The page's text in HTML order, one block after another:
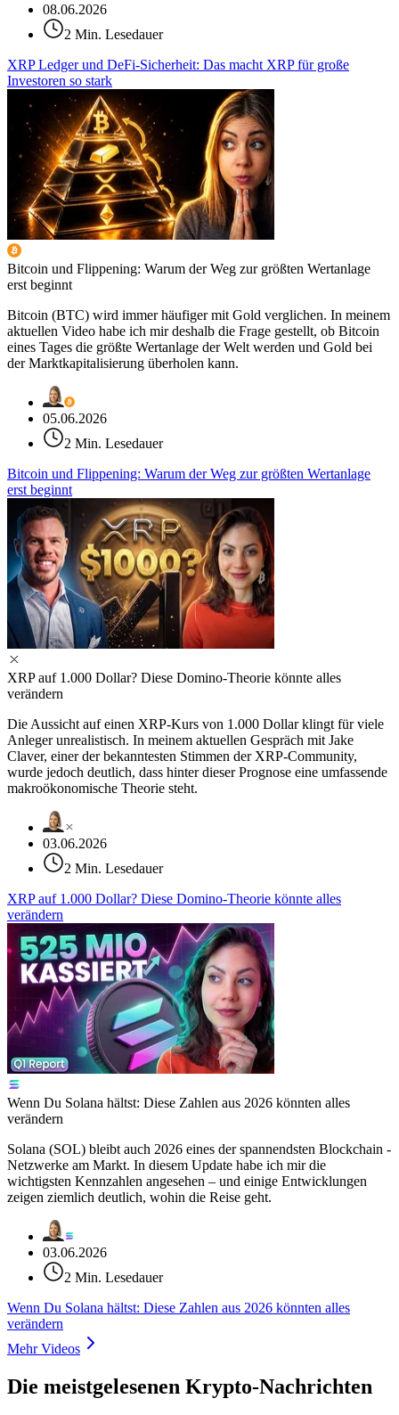
08.06.2026
2 Min. Lesedauer
XRP Ledger und DeFi-Sicherheit: Das macht XRP für große
Investoren so stark
Bitcoin und Flippening: Warum der Weg zur größten Wertanlage
erst beginnt
Bitcoin (BTC) wird immer häufiger mit Gold verglichen. In meinem
aktuellen Video habe ich mir deshalb die Frage gestellt, ob Bitcoin
eines Tages die größte Wertanlage der Welt werden und Gold bei
der Marktkapitalisierung überholen kann.
05.06.2026
2 Min. Lesedauer
Bitcoin und Flippening: Warum der Weg zur größten Wertanlage
erst beginnt
XRP auf 1.000 Dollar? Diese Domino-Theorie könnte alles
verändern
Die Aussicht auf einen XRP-Kurs von 1.000 Dollar klingt für viele
Anleger unrealistisch. In meinem aktuellen Gespräch mit Jake
Claver, einer der bekanntesten Stimmen der XRP-Community,
wurde jedoch deutlich, dass hinter dieser Prognose eine umfassende
makroökonomische Theorie steht.
03.06.2026
2 Min. Lesedauer
XRP auf 1.000 Dollar? Diese Domino-Theorie könnte alles
verändern
Wenn Du Solana hältst: Diese Zahlen aus 2026 könnten alles
verändern
Solana (SOL) bleibt auch 2026 eines der spannendsten Blockchain -
Netzwerke am Markt. In diesem Update habe ich mir die
wichtigsten Kennzahlen angesehen – und einige Entwicklungen
zeigen ziemlich deutlich, wohin die Reise geht.
03.06.2026
2 Min. Lesedauer
Wenn Du Solana hältst: Diese Zahlen aus 2026 könnten alles
verändern
Mehr Videos
Die meistgelesenen Krypto-Nachrichten